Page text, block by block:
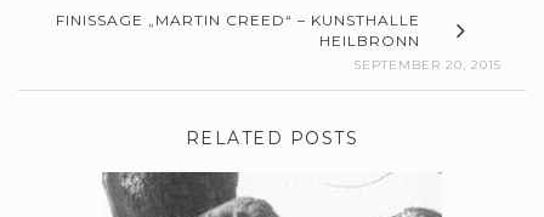
FINISSAGE „MARTIN CREED“ – KUNSTHALLE
HEILBRONN
SEPTEMBER 20, 2015
RELATED POSTS